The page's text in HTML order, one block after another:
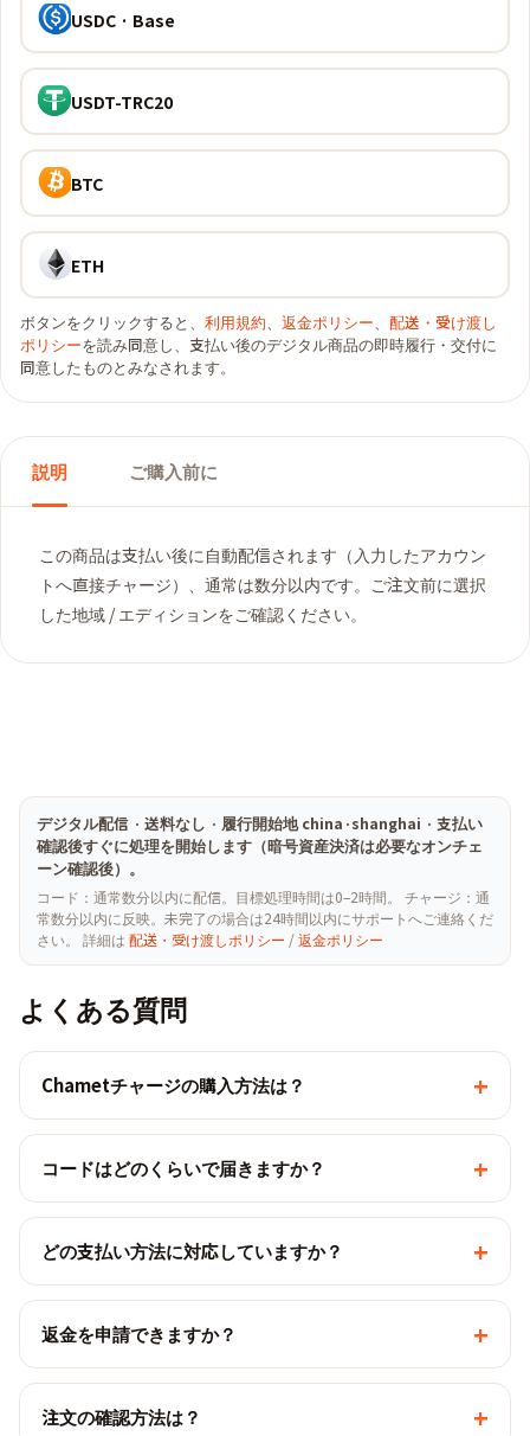
USDC · Base
USDT-TRC20
BTC
ETH
ボタンをクリックすると、 利用規約、 返金ポリシー、 配送・受け渡し
ポリシーを読み同意し、支払い後のデジタル商品の即時履行・交付に
同意したものとみなされます。
説明 ご購入前に
この商品は支払い後に自動配信されます（入力したアカウン
トへ直接チャージ）、通常は数分以内です。ご注文前に選択
した地域 / エディションをご確認ください。
デジタル配信 · 送料なし · 履行開始地 china·shanghai · 支払い
確認後すぐに処理を開始します（暗号資産決済は必要なオンチェ
ーン確認後）。
コード：通常数分以内に配信。目標処理時間は0–2時間。 チャージ：通
常数分以内に反映。未完了の場合は24時間以内にサポートへご連絡くだ
さい。 詳細は 配送・受け渡しポリシー /返金ポリシー
よくある質問
Chametチャージの購入方法は？ +
コードはどのくらいで届きますか？ +
どの支払い方法に対応していますか？ +
返金を申請できますか？ +
注文の確認方法は？ +